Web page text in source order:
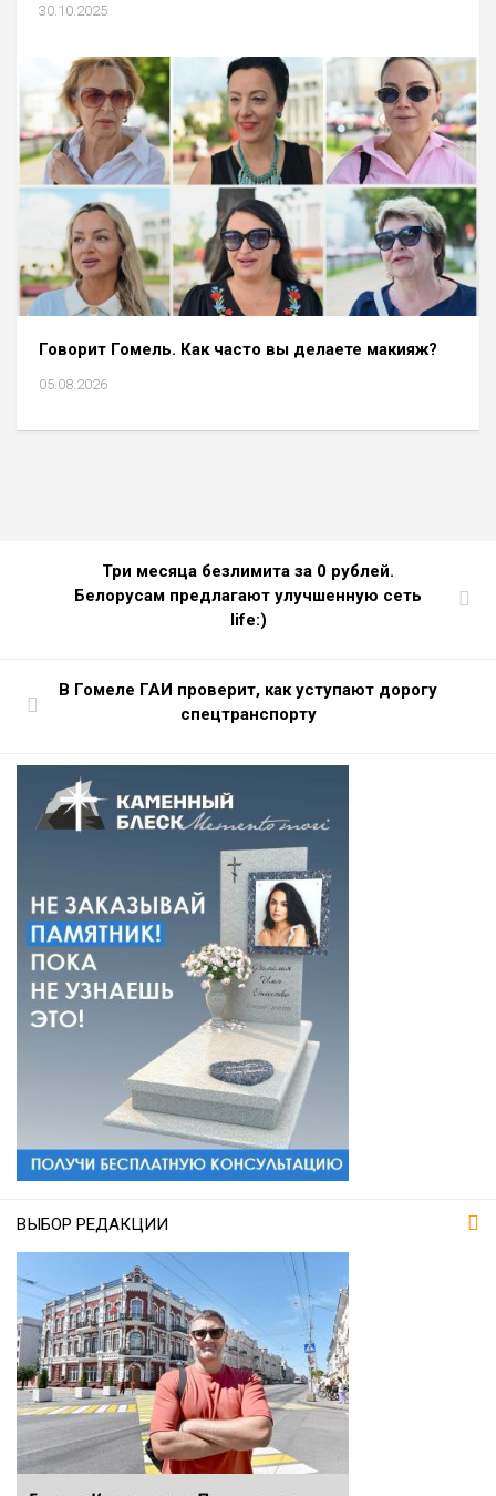
30.10.2025
Говорит Гомель. Как часто вы делаете макияж?
05.08.2026
Три месяца безлимита за 0 рублей.
Белорусам предлагают улучшенную сеть
life:)
В Гомеле ГАИ проверит, как уступают дорогу
спецтранспорту
ВЫБОР РЕДАКЦИИ